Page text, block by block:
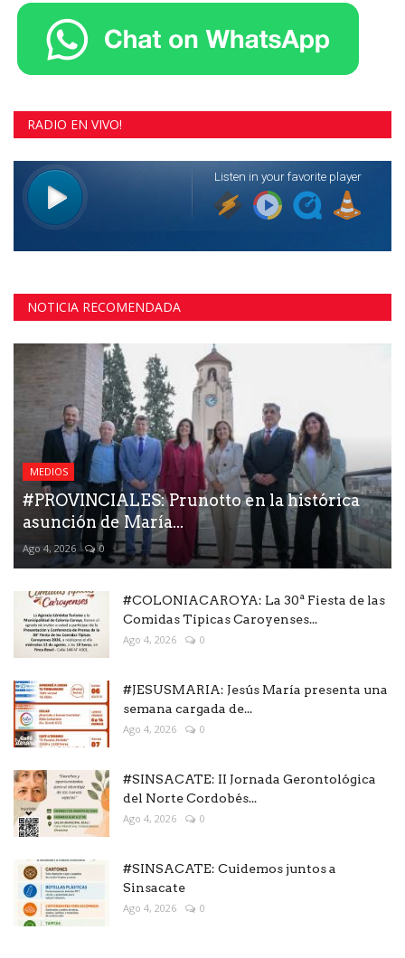
RADIO EN VIVO!
NOTICIA RECOMENDADA
MEDIOS
#PROVINCIALES: Prunotto en la histórica
asunción de María...
Ago 4, 2026 0
#COLONIACAROYA: La 30ª Fiesta de las
Comidas Típicas Caroyenses...
Ago 4, 2026 0
#JESUSMARIA: Jesús María presenta una
semana cargada de...
Ago 4, 2026 0
#SINSACATE: II Jornada Gerontológica
del Norte Cordobés...
Ago 4, 2026 0
#SINSACATE: Cuidemos juntos a
Sinsacate
Ago 4, 2026 0